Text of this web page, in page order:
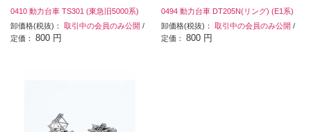
0410 動力台車 TS301 (東急旧5000系)
卸価格(税抜)： 取引中の会員のみ公開 /
定価： 800 円
0494 動力台車 DT205N(リング) (E1系)
卸価格(税抜)：取引中の会員のみ公開 /
定価：800 円